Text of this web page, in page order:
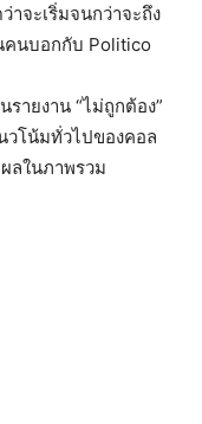
าจะเริ่มจนกว่าจะถึง
คนบอกกับ Politico
ายงาน “ไม่ถูกต้อง”
วโน้มทั่วไปของคอล
ลในภาพรวม